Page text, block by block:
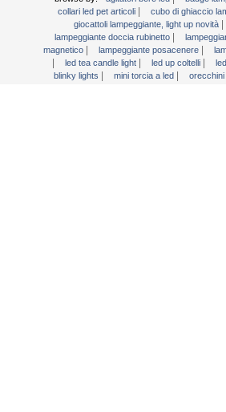
Luce bacchette
Martini Blinky Lights
Mini torcia a LED
Orecchini lampeggiante
collari led pet articoli | cubo di ghiaccio
giocattoli lampeggiante, light up novità |
lampeggiante doccia rubinetto |
magnetico | lampeggiante posacenere |
| led tea candle light | led up coltelli |
blinky lights | mini torcia a led | orecchini